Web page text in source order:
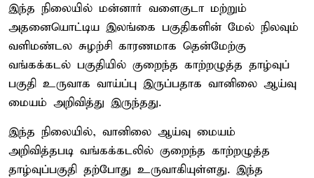
இந்த நிலையில் மன்னார் வளைகுடா மற்றும்
அதனையொட்டிய இலங்கை பகுதிகளின் மேல் நிலவும்
வளிமண்டல சுழற்சி காரணமாக தென்மேற்கு
வங்கக்கடல் பகுதியில் குறைந்த காற்றழுத்த தாழ்வுப்
பகுதி உருவாக வாய்ப்பு இருப்பதாக வானிலை ஆய்வு
மையம் அறிவித்து இருந்தது.
இந்த நிலையில், வானிலை ஆய்வு மையம்
அறிவித்தபடி வங்கக்கடலில் குறைந்த காற்றழுத்த
தாழ்வுப்பகுதி தற்போது உருவாகியுள்ளது. இந்த